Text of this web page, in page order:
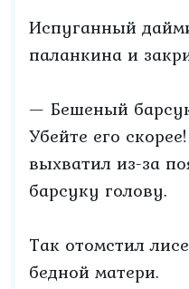
Испуганный
паланкина и
— Бешеный
Убейте его
выхватил из-за
барсуку голову.
Так отомстил
бедной матери.